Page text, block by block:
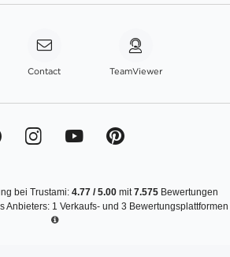
Contact TeamViewer
bei Trustami: 4.77 /5.00 mit7.575 Bewertungen
Anbieters: 1 Verkaufs- und 3 Bewertungsplattformen